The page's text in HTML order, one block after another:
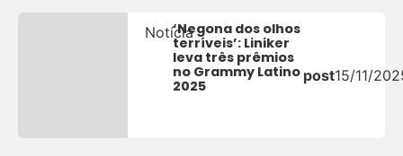
Notícia‘Negona dos olhos
terríveis’: Liniker
leva três prêmios
no Grammy Latino
2025
post15/11/